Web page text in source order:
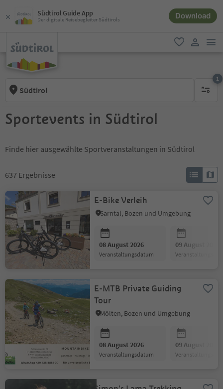
Südtirol Guide App
Der digitale Reisebegleiter Südtirols Download
favorit
Südtirol
1
1
Sportevents in Südtirol
Finde hier ausgewählte Sportveranstaltungen in Südtirol
637 Ergebnisse
E-Bike Verleih
Sarntal, Bozen und Umgebung
08 August 2026
Veranstaltungsdatum
09 August 2026
E-MTB Private Guiding
Tour
Mölten, Bozen und Umgebung
08 August 2026
Veranstaltungsdatum
09 August 2026